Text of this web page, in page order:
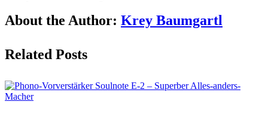
Facebook
X
Reddit
LinkedIn
Pinterest
Vk
About the Author: Krey Baumgartl
Related Posts